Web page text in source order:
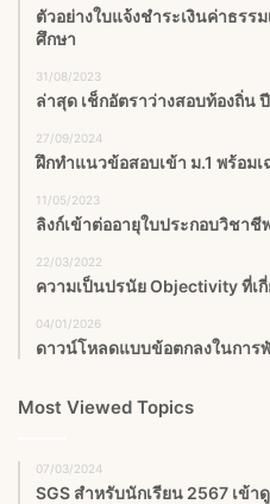
ตัวอย่างใบแจ้งชำระเงินค่าธรร
ศึกษา
31/08/2023
ล่าสุด เช็กอัตราว่างสอบท้องถิ่น
27/09/2024
ฝึกทำแนวข้อสอบเข้า ม.1 พร้อม
11/05/2023
ลิงก์เข้าต่ออายุใบประกอบวิชา
22/03/2022
ความเป็นปรนัย Objectivity ที่เ
04/01/2026
ดาวน์โหลดแบบข้อตกลงในการ
Most Viewed Topics
07/03/2024
SGS สําหรับนักเรียน 2567 เข้า